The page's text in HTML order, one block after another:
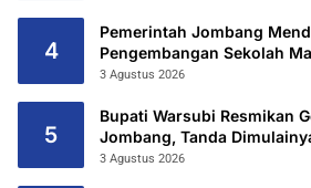
4
Pemerintah Jombang
Pengembangan Sekolah
Kurang Mampu Hingga
3 Agustus 2026
5
Bupati Warsubi Resmikan
Jombang, Tanda
2026/2027
3 Agustus 2026